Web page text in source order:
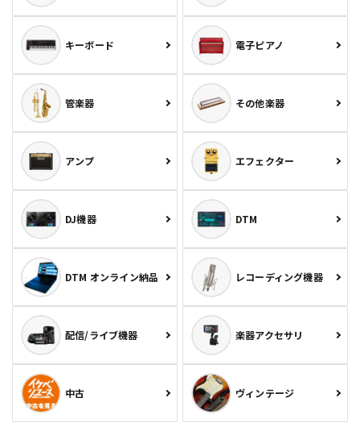
キーボード 電子ピアノ
管楽器 その他楽器
アンプ エフェクター
DJ機器 DTM
DTM オンライン納品 レコーディング機器
配信/ライブ機器 楽器アクセサリ
中古 ヴィンテージ